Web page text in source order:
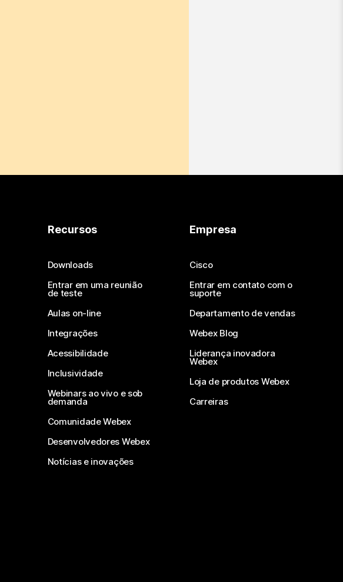
Recursos
Downloads
Entrar em uma reunião
de teste
Aulas on-line
Integrações
Acessibilidade
Inclusividade
Webinars ao vivo e sob
demanda
Comunidade Webex
Desenvolvedores Webex
Notícias e inovações
Empresa
Cisco
Entrar em contato com o
suporte
Departamento de vendas
Webex Blog
Liderança inovadora
Webex
Loja de produtos Webex
Carreiras